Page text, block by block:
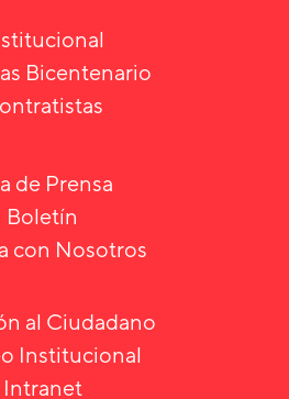
Bicentenario
de Prensa
Boletín
con Nosotros
al Ciudadano
Institucional
Intranet